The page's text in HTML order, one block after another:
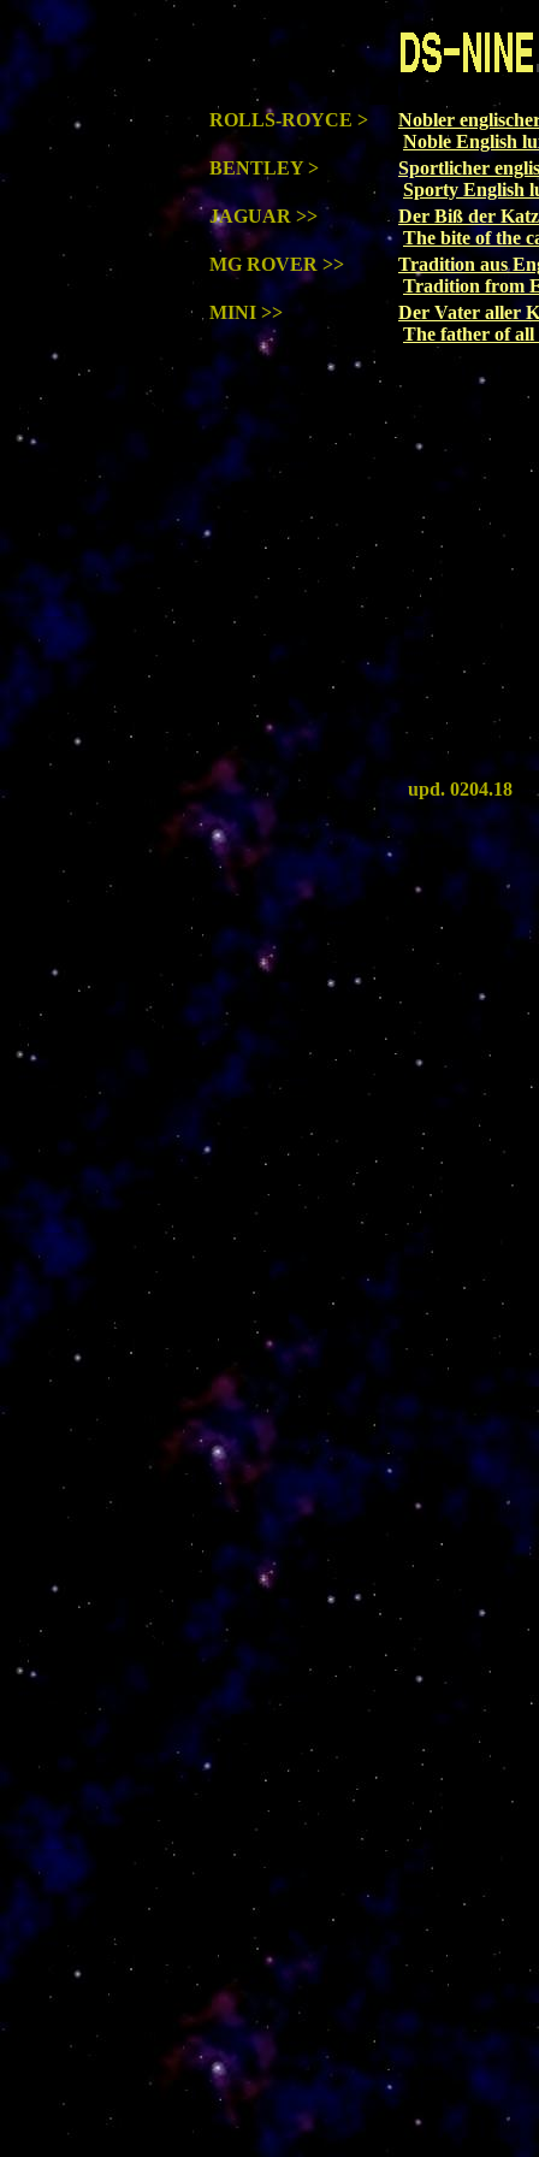
ROLLS-ROYCE >
Nobler
Noble English
BENTLEY >
Sportlicher
Sporty English
JAGUAR >>
Der Biß der
The bite of the
MG ROVER >>
Tradition aus
Tradition from
MINI >>
Der Vater aller
The father of all
upd. 0204.18